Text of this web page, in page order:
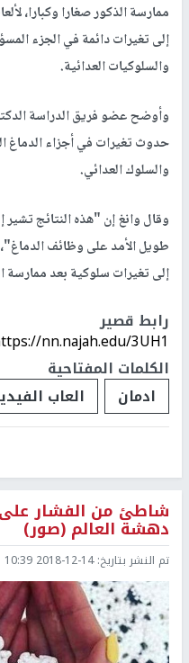
ممارسة الذكور صغارا وكبارا،
إلى تغيرات دائمة في الجزء
والسلوكيات العدائية.
وأوضح عضو فريق الدراسة
حدوث تغيرات في أجزاء الدماغ
والسلوك العدائي.
وقال وانغ إن "هذه النتائج تشير
طويل الأمد على وظائف
إلى تغيرات سلوكية بعد ممارسة
رابط قصير
nn.najah.edu/3UH1/
الكلمات المفتاحية
ادمان
العاب
شاطئ من الفشار على
دهشة العالم (صور)
تم النشر بتاريخ:2018-12-14 10:39